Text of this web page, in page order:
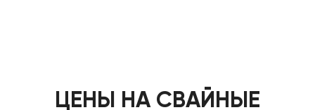
ЦЕНЫ НА СВАЙНЫЕ